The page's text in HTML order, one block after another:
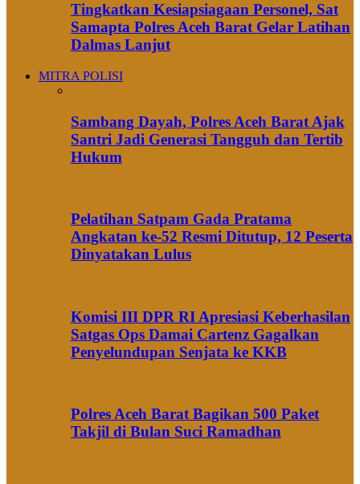
Tingkatkan Kesiapsiagaan Personel, Sat
Samapta Polres Aceh Barat Gelar Latihan
Dalmas Lanjut
MITRA POLISI
Sambang Dayah, Polres Aceh Barat Ajak
Santri Jadi Generasi Tangguh dan Tertib
Hukum
Pelatihan Satpam Gada Pratama
Angkatan ke-52 Resmi Ditutup, 12 Peserta
Dinyatakan Lulus
Komisi III DPR RI Apresiasi Keberhasilan
Satgas Ops Damai Cartenz Gagalkan
Penyelundupan Senjata ke KKB
Polres Aceh Barat Bagikan 500 Paket
Takjil di Bulan Suci Ramadhan